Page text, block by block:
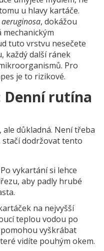
u hlavy kartáče.
, dokážou
tuto vrstvu nesečete
každý další ránek
Pro
je to rizikové.
Denní rutína
ale důkladná. Není třeba
stačí dodržovat tento
Po vykartání si lehce
aby padly hrubé
na nejvyšší
teplou vodou po
vyškrábat
vidíte pouhým okem.